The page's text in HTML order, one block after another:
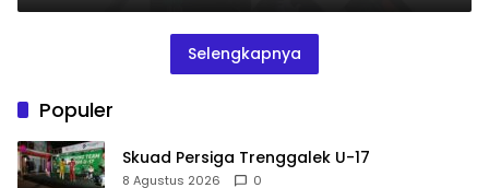
Selengkapnya
Populer
Skuad Persiga Trenggalek U-17
8 Agustus 2026 0